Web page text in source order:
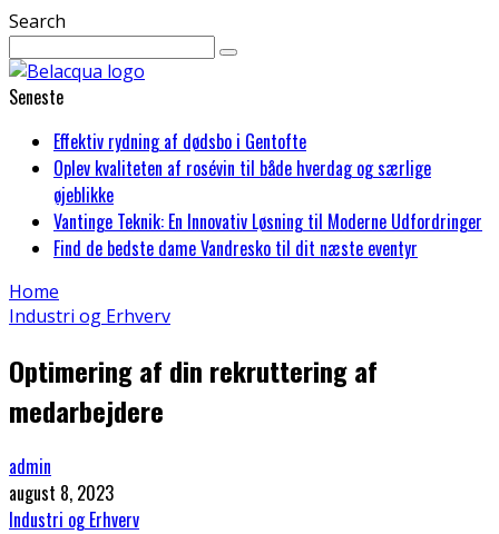
Search
Seneste
Effektiv rydning af dødsbo i Gentofte
Oplev kvaliteten af rosévin til både hverdag og særlige
øjeblikke
Vantinge Teknik: En Innovativ Løsning til Moderne Udfordringer
Find de bedste dame Vandresko til dit næste eventyr
Home
Industri og Erhverv
Optimering af din rekruttering af
medarbejdere
admin
august 8, 2023
Industri og Erhverv